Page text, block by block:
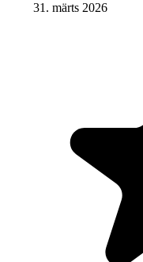
31. märts 2026